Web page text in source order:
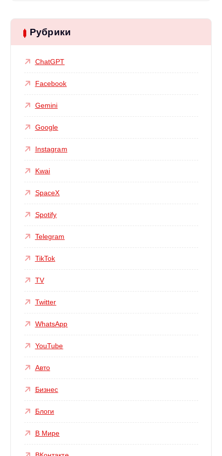
Рубрики
ChatGPT
Facebook
Gemini
Google
Instagram
Kwai
SpaceX
Spotify
Telegram
TikTok
TV
Twitter
WhatsApp
YouTube
Авто
Бизнес
Блоги
В Мире